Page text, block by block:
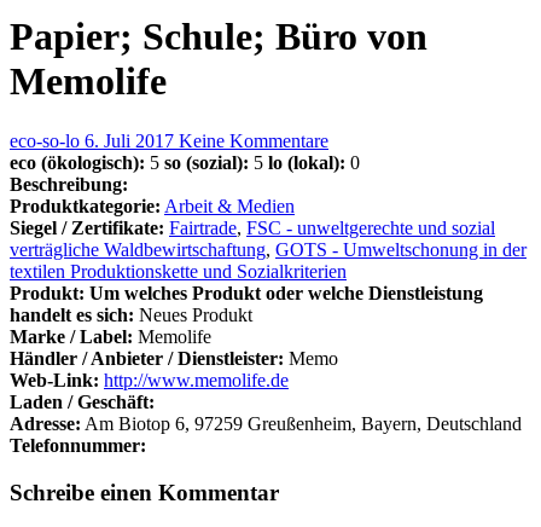
Papier; Schule; Büro von
Memolife
eco-so-lo 6. Juli 2017 Keine Kommentare
eco (ökologisch): 5 so (sozial): 5 lo (lokal): 0
Beschreibung:
Produktkategorie: Arbeit & Medien
Siegel / Zertifikate: Fairtrade, FSC - unweltgerechte und sozial
verträgliche Waldbewirtschaftung, GOTS - Umweltschonung in der
textilen Produktionskette und Sozialkriterien
Produkt: Um welches Produkt oder welche Dienstleistung
handelt es sich: Neues Produkt
Marke / Label: Memolife
Händler / Anbieter / Dienstleister: Memo
Web-Link: http://www.memolife.de
Laden / Geschäft:
Adresse: Am Biotop 6, 97259 Greußenheim, Bayern, Deutschland
Telefonnummer:
Schreibe einen Kommentar